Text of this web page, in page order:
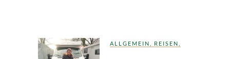
ALLGEMEIN REISEN